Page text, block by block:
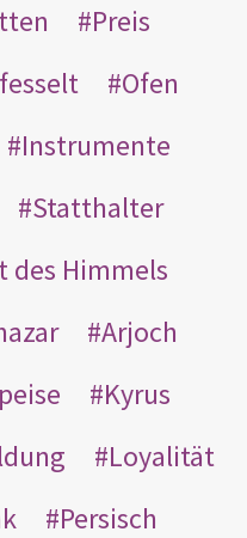
Preis
Ofen
Instrumente
Statthalter
des Himmels
Arjoch
Kyrus
Loyalität
Persisch